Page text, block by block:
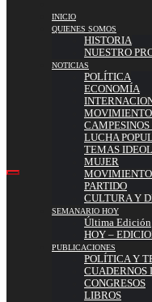
INICIO
QUIENES SOMOS
HISTORIA
NUESTRO
NOTICIAS
POLÍTICA
ECONOMÍA
LUCHA
TEMAS
MUJER
PARTIDO
CULTURA Y
SEMANARIO HOY
Última Edición
HOY –
PUBLICACIONES
POLÍTICA Y
CUADERNOS
CONGRESOS
LIBROS